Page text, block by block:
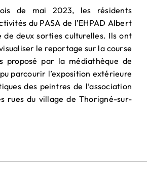
& MÉCÉNAT
de mai 2023, les résidents
du PASA de l’EHPAD Albert
deux sorties culturelles. Ils ont
le reportage sur la course
proposé par la médiathèque de
parcourir l’exposition extérieure
des peintres de l’association
rues du village de Thorigné-sur-